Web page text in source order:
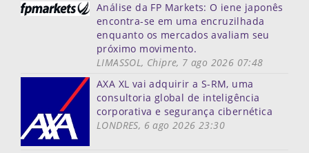
Análise da FP Markets: O iene japonês
encontra-se em uma encruzilhada
enquanto os mercados avaliam seu
próximo movimento.
LIMASSOL, Chipre, 7 ago 2026 07:48
AXA XL vai adquirir a S-RM, uma
consultoria global de inteligência
corporativa e segurança cibernética
LONDRES, 6 ago 2026 23:30